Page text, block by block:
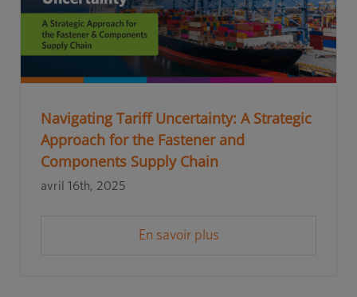
Navigating Tariff Uncertainty: A Strategic
Approach for the Fastener and
Components Supply Chain
avril 16th, 2025
En savoir plus